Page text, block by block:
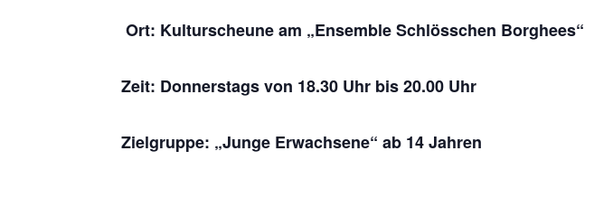
Ort: Kulturscheune am „Ensemble Schlösschen Borghees“
Zeit: Donnerstags von 18.30 Uhr bis 20.00 Uhr
Zielgruppe: „Junge Erwachsene“ ab 14 Jahren